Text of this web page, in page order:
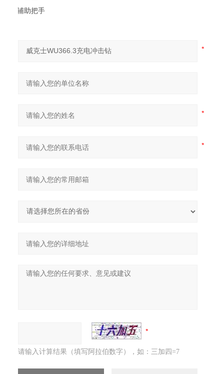
辅助把手
请输入计算结果（填写阿拉伯数字），如：三加四=7